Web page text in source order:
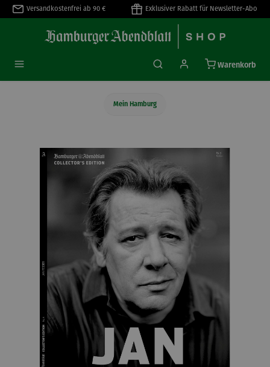
springen
Versandkostenfrei ab 90 € Exklusiver Rabatt für Newsletter-Abo
Warenkorb
Mein Hamburg